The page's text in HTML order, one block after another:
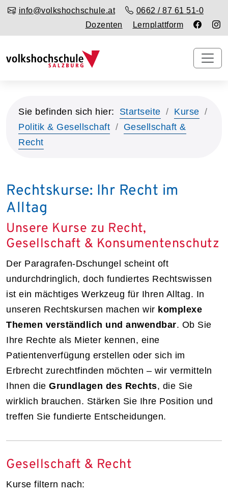
info@volkshochschule.at
0662 / 87 61 51-0
Dozenten
Lernplattform
Sie befinden sich hier: Startseite
Kurse
Politik & Gesellschaft
Gesellschaft &
Recht
Rechtskurse: Ihr Recht im
Alltag
Unsere Kurse zu Recht,
Gesellschaft & Konsumentenschutz
Der Paragrafen-Dschungel scheint oft
undurchdringlich, doch fundiertes Rechtswissen
ist ein mächtiges Werkzeug für Ihren Alltag. In
unseren Rechtskursen machen wir komplexe
Themen verständlich und anwendbar. Ob Sie
Ihre Rechte als Mieter kennen, eine
Patientenverfügung erstellen oder sich im
Erbrecht zurechtfinden möchten – wir vermitteln
Ihnen die Grundlagen des Rechts, die Sie
wirklich brauchen. Stärken Sie Ihre Position und
treffen Sie fundierte Entscheidungen.
Gesellschaft & Recht
Kurse filtern nach: